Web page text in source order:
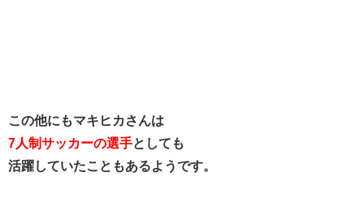
この他にもマキヒカさんは
7人制サッカーの選手としても
活躍していたこともあるようです。